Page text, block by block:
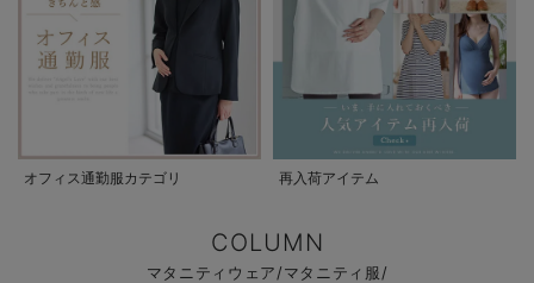
オフィス通勤服カテゴリ 再入荷アイテム
COLUMN
マタニティウェア/マタニティ服/